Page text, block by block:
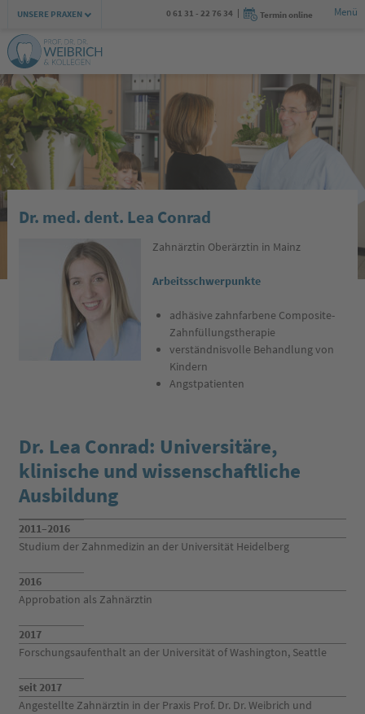
Zur Navigation springen
Zum Inhalt springen
UNSERE PRAXEN 0 61 31 - 22 76 34 Termin online Menü
Dr. med. dent. Lea Conrad
Zahnärztin Oberärztin in Mainz
Arbeitsschwerpunkte
adhäsive zahnfarbene Composite-
Zahnfüllungstherapie
verständnisvolle Behandlung von
Kindern
Angstpatienten
Dr. Lea Conrad: Universitäre,
klinische und wissenschaftliche
Ausbildung
2011–2016
Studium der Zahnmedizin an der Universität Heidelberg
2016
Approbation als Zahnärztin
2017
Forschungsaufenthalt an der Universität of Washington, Seattle
seit 2017
Angestellte Zahnärztin in der Praxis Prof. Dr. Dr. Weibrich und